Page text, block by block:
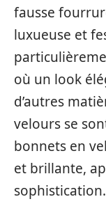
fausse
luxueuse et
où un look
d’autres
velours se
bonnets en
et brillante,
sophistication.